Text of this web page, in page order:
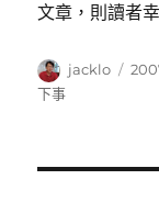
文章，則讀者
作
jacklo
發
下事